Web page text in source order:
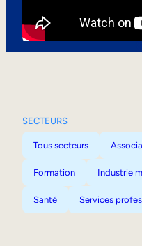
SECTEURS
Tous secteurs
Formation Industrie
Santé Services